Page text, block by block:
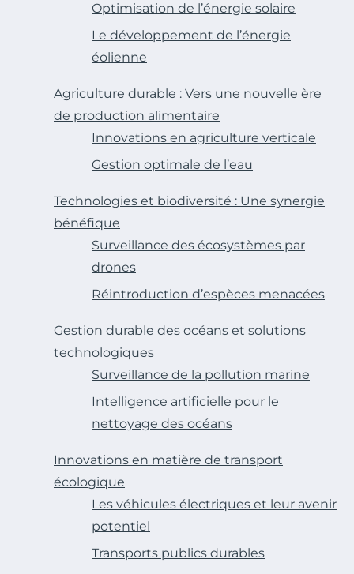
Optimisation de l’énergie solaire
Le développement de l’énergie
éolienne
Agriculture durable : Vers une nouvelle ère
de production alimentaire
Innovations en agriculture verticale
Gestion optimale de l’eau
Technologies et biodiversité : Une synergie
bénéfique
Surveillance des écosystèmes par
drones
Réintroduction d’espèces menacées
Gestion durable des océans et solutions
technologiques
Surveillance de la pollution marine
Intelligence artificielle pour le
nettoyage des océans
Innovations en matière de transport
écologique
Les véhicules électriques et leur avenir
potentiel
Transports publics durables